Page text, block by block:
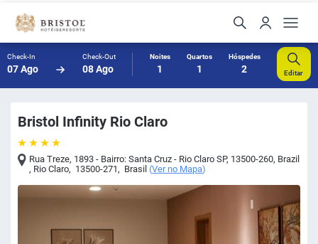
Check-In
07 Ago
Check-Out
08 Ago
Noites
1
Quartos
1
Hóspedes
2 Editar
Bristol Infinity Rio Claro
Rua Treze, 1893 - Bairro: Santa Cruz - Rio Claro SP, 13500-260, Brazil
, Rio Claro, 13500-271, Brasil (Ver no Mapa)